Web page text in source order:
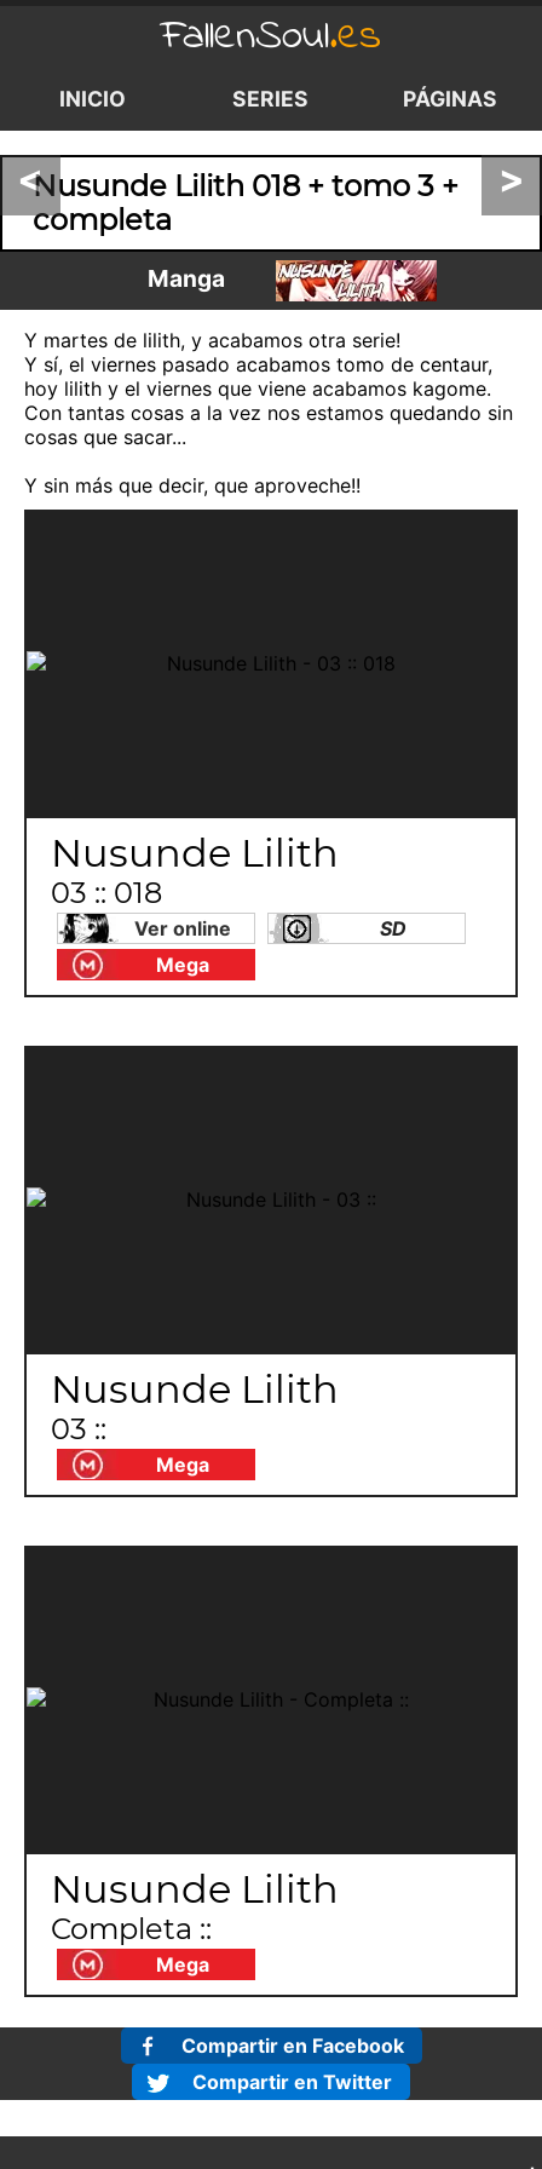
FallenSoul.es
INICIO SERIES PÁGINAS
< >
Nusunde Lilith 018 + tomo 3 +
completa
Manga
Y martes de lilith, y acabamos otra serie!
Y sí, el viernes pasado acabamos tomo de centaur,
hoy lilith y el viernes que viene acabamos kagome.
Con tantas cosas a la vez nos estamos quedando sin
cosas que sacar...
Y sin más que decir, que aproveche!!
Nusunde Lilith
03 :: 018
Ver online
SD
Mega
Nusunde Lilith
03 ::
Mega
Nusunde Lilith
Completa ::
Mega
Compartir en Facebook
Compartir en Twitter